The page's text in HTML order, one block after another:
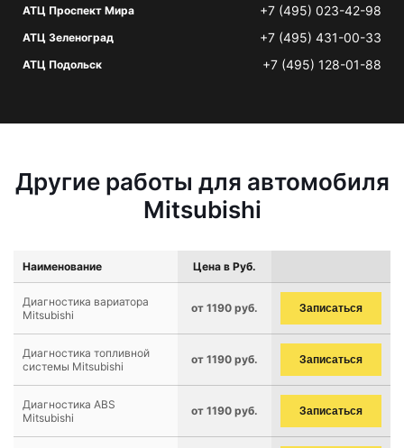
АТЦ Проспект Мира +7 (495) 023-42-98
АТЦ Зеленоград +7 (495) 431-00-33
АТЦ Подольск +7 (495) 128-01-88
Другие работы для автомобиля
Mitsubishi
Наименование Цена в Руб.
Диагностика вариатора
Mitsubishi
от 1190 руб. Записаться
Диагностика топливной
системы Mitsubishi
от 1190 руб. Записаться
Диагностика ABS
Mitsubishi
от 1190 руб. Записаться